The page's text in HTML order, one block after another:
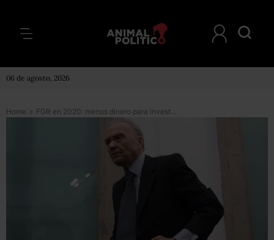
06 de agosto, 2026
Home > FGR en 2020: menos dinero para investigación y servicios forenses; más para Fiscalía Anticorrupción